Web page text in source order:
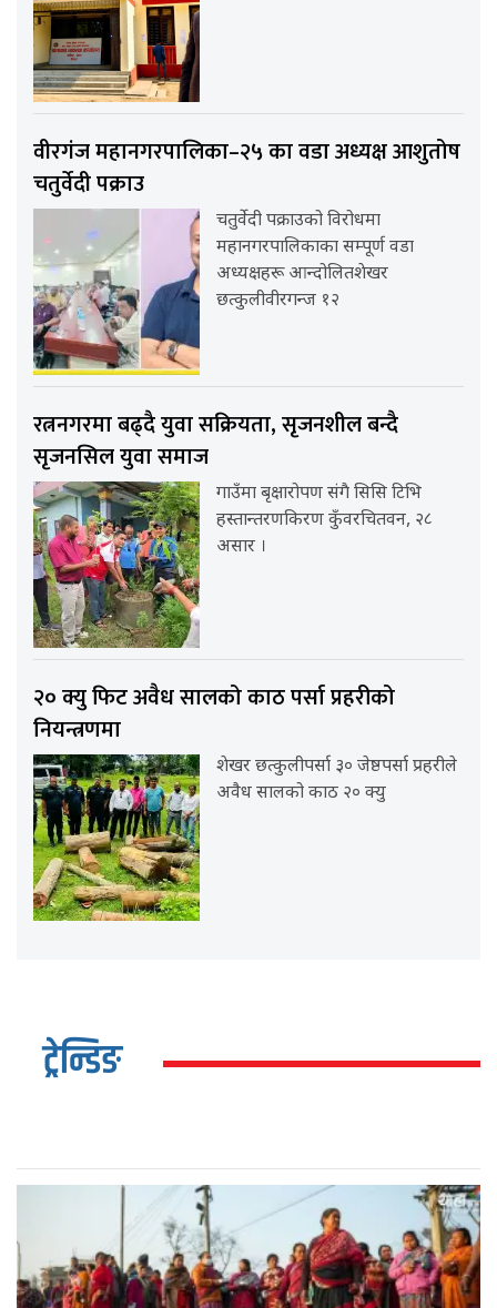
वीरगंज महानगरपालिका–२५ का वडा अध्यक्ष आशुतोष
चतुर्वेदी पक्राउ
चतुर्वेदी पक्राउको विरोधमा
महानगरपालिकाका सम्पूर्ण वडा
अध्यक्षहरू आन्दोलितशेखर
छत्कुलीवीरगन्ज १२
रत्ननगरमा बढ्दै युवा सक्रियता, सृजनशील बन्दै
सृजनसिल युवा समाज
गाउँमा बृक्षारोपण संगै सिसि टिभि
हस्तान्तरणकिरण कुँवरचितवन, २८
असार ।
२० क्यु फिट अवैध सालको काठ पर्सा प्रहरीको
नियन्त्रणमा
शेखर छत्कुलीपर्सा ३० जेष्ठपर्सा प्रहरीले
अवैध सालको काठ २० क्यु
ट्रेन्डिङ